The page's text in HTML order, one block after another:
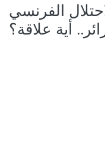
الفرنسي
أية علاقة؟